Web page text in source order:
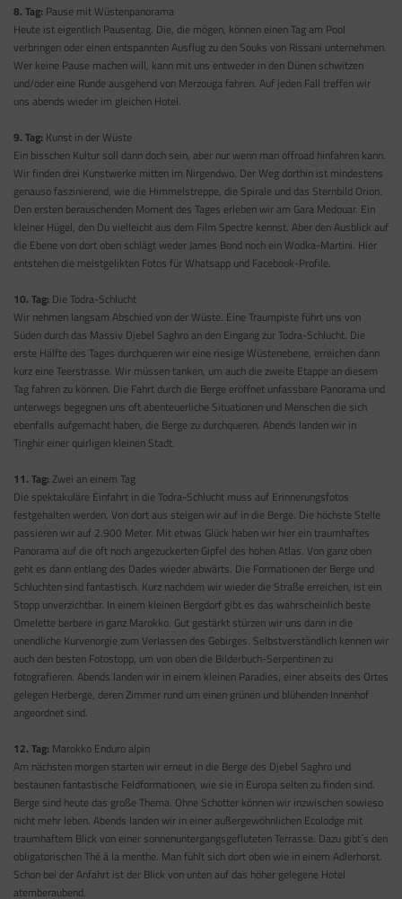
8. Tag: Pause mit Wüstenpanorama
Heute ist eigentlich Pausentag. Die, die mögen, können einen Tag am Pool
verbringen oder einen entspannten Ausflug zu den Souks von Rissani unternehmen.
Wer keine Pause machen will, kann mit uns entweder in den Dünen schwitzen
und/oder eine Runde ausgehend von Merzouga fahren. Auf jeden Fall treffen wir
uns abends wieder im gleichen Hotel.
9. Tag: Kunst in der Wüste
Ein bisschen Kultur soll dann doch sein, aber nur wenn man offroad hinfahren kann.
Wir finden drei Kunstwerke mitten im Nirgendwo. Der Weg dorthin ist mindestens
genauso faszinierend, wie die Himmelstreppe, die Spirale und das Sternbild Orion.
Den ersten berauschenden Moment des Tages erleben wir am Gara Medouar. Ein
kleiner Hügel, den Du vielleicht aus dem Film Spectre kennst. Aber den Ausblick auf
die Ebene von dort oben schlägt weder James Bond noch ein Wodka-Martini. Hier
entstehen die meistgelikten Fotos für Whatsapp und Facebook-Profile.
10. Tag: Die Todra-Schlucht
Wir nehmen langsam Abschied von der Wüste. Eine Traumpiste führt uns von
Süden durch das Massiv Djebel Saghro an den Eingang zur Todra-Schlucht. Die
erste Hälfte des Tages durchqueren wir eine riesige Wüstenebene, erreichen dann
kurz eine Teerstrasse. Wir müssen tanken, um auch die zweite Etappe an diesem
Tag fahren zu können. Die Fahrt durch die Berge eröffnet unfassbare Panorama und
unterwegs begegnen uns oft abenteuerliche Situationen und Menschen die sich
ebenfalls aufgemacht haben, die Berge zu durchqueren. Abends landen wir in
Tinghir einer quirligen kleinen Stadt.
11. Tag: Zwei an einem Tag
Die spektakuläre Einfahrt in die Todra-Schlucht muss auf Erinnerungsfotos
festgehalten werden. Von dort aus steigen wir auf in die Berge. Die höchste Stelle
passieren wir auf 2.900 Meter. Mit etwas Glück haben wir hier ein traumhaftes
Panorama auf die oft noch angezuckerten Gipfel des hohen Atlas. Von ganz oben
geht es dann entlang des Dades wieder abwärts. Die Formationen der Berge und
Schluchten sind fantastisch. Kurz nachdem wir wieder die Straße erreichen, ist ein
Stopp unverzichtbar. In einem kleinen Bergdorf gibt es das wahrscheinlich beste
Omelette berbere in ganz Marokko. Gut gestärkt stürzen wir uns dann in die
unendliche Kurvenorgie zum Verlassen des Gebirges. Selbstverständlich kennen wir
auch den besten Fotostopp, um von oben die Bilderbuch-Serpentinen zu
fotografieren. Abends landen wir in einem kleinen Paradies, einer abseits des Ortes
gelegen Herberge, deren Zimmer rund um einen grünen und blühenden Innenhof
angeordnet sind.
12. Tag: Marokko Enduro alpin
Am nächsten morgen starten wir erneut in die Berge des Djebel Saghro und
bestaunen fantastische Feldformationen, wie sie in Europa selten zu finden sind.
Berge sind heute das große Thema. Ohne Schotter können wir inzwischen sowieso
nicht mehr leben. Abends landen wir in einer außergewöhnlichen Ecolodge mit
traumhaftem Blick von einer sonnenuntergangsgefluteten Terrasse. Dazu gibt´s den
obligatorischen Thé à la menthe. Man fühlt sich dort oben wie in einem Adlerhorst.
Schon bei der Anfahrt ist der Blick von unten auf das höher gelegene Hotel
atemberaubend.